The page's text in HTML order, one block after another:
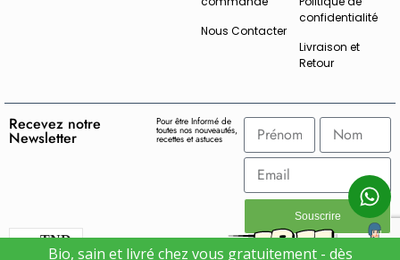
Nous Contacter
confidentialité
Livraison et
Retour
Pour être Informé de
toutes nos nouveautés,
recettes et astuces
Recevez notre
Newsletter
Souscrire
TND
Bio, sain et livré chez vous gratuitement - dès